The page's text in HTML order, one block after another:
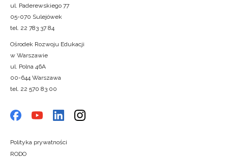
ul. Paderewskiego 77
05-070 Sulejówek
tel. 22 783 37 84
Ośrodek Rozwoju Edukacji
w Warszawie
ul. Polna 46A
00-644 Warszawa
tel. 22 570 83 00
Polityka prywatności
RODO